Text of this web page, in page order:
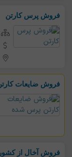
فروش پرس کارتن
فروش ضایعات
فروش آخال از